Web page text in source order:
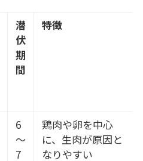
潜
伏
期
間
特徴
6
～
7
鶏肉や卵を中心
に、生肉が原因と
なりやすい